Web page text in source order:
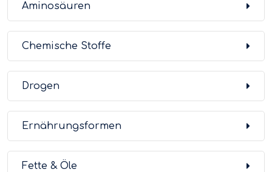
Aminosäuren
Chemische Stoffe
Drogen
Ernährungsformen
Fette & Öle